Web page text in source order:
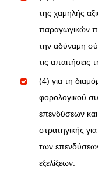
της χαμηλής
παραγωγικών
την αδύναμη
τις απαιτήσεις
(4) για τη
φορολογικού
επενδύσεων
στρατηγικής
των
εξελίξεων.